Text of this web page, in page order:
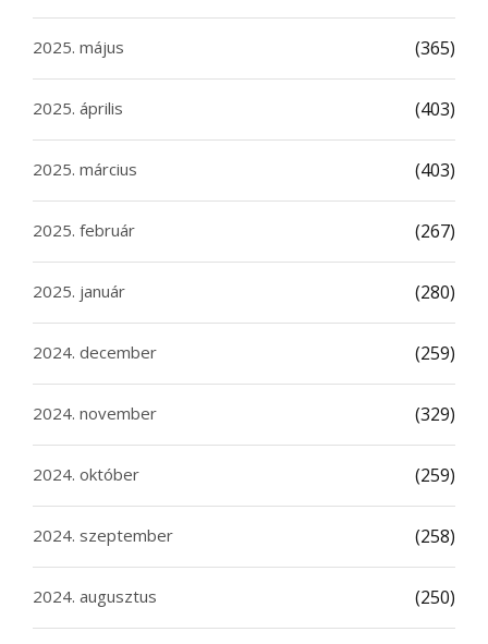
2025. május (365)
2025. április (403)
2025. március (403)
2025. február (267)
2025. január (280)
2024. december (259)
2024. november (329)
2024. október (259)
2024. szeptember (258)
2024. augusztus (250)